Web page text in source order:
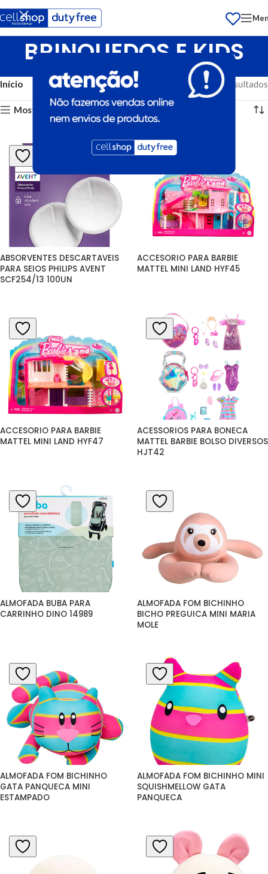
BRINQUEDOS E KIDS
Categorias
Início Exibindo 1–12 de 1186 resultados
Mostrar barra lateral
ABSORVENTES DESCARTAVEIS
PARA SEIOS PHILIPS AVENT
SCF254/13 100UN
ACCESORIO PARA BARBIE
MATTEL MINI LAND HYF45
ACCESORIO PARA BARBIE
MATTEL MINI LAND HYF47
ACESSORIOS PARA BONECA
MATTEL BARBIE BOLSO DIVERSOS
HJT42
ALMOFADA BUBA PARA
CARRINHO DINO 14989
ALMOFADA FOM BICHINHO
BICHO PREGUICA MINI MARIA
MOLE
ALMOFADA FOM BICHINHO
GATA PANQUECA MINI
ESTAMPADO
ALMOFADA FOM BICHINHO MINI
SQUISHMELLOW GATA
PANQUECA